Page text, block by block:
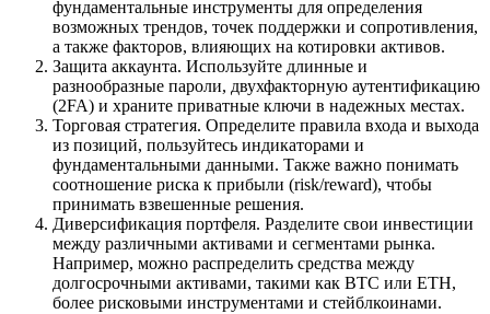
фундаментальные инструменты для определения
возможных трендов, точек поддержки и сопротивления,
а также факторов, влияющих на котировки активов.
Защита аккаунта. Используйте длинные и
разнообразные пароли, двухфакторную аутентификацию
(2FA) и храните приватные ключи в надежных местах.
Торговая стратегия. Определите правила входа и выхода
из позиций, пользуйтесь индикаторами и
фундаментальными данными. Также важно понимать
соотношение риска к прибыли (risk/reward), чтобы
принимать взвешенные решения.
Диверсификация портфеля. Разделите свои инвестиции
между различными активами и сегментами рынка.
Например, можно распределить средства между
долгосрочными активами, такими как BTC или ETH,
более рисковыми инструментами и стейблкоинами.